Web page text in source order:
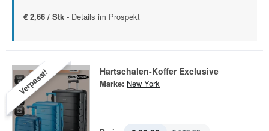
€ 2,66 / Stk - Details im Prospekt
Verpasst! Hartschalen-Koffer Exclusive
Marke: New York